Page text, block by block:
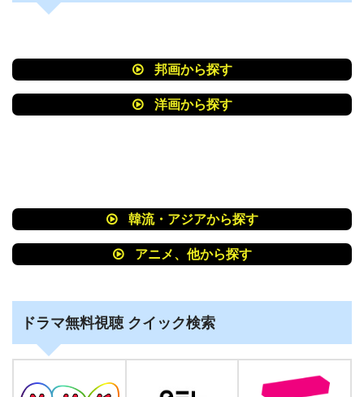
邦画から探す
洋画から探す
韓流・アジアから探す
アニメ、他から探す
ドラマ無料視聴 クイック検索